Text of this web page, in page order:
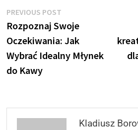
Nawigacja
wpisu
PREVIOUS POST
post:
Rozpoznaj Swoje
Oczekiwania: Jak
Wybrać Idealny Młynek
do Kawy
Kladiusz